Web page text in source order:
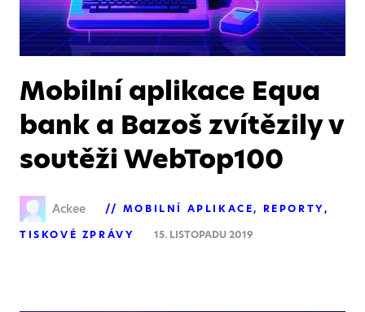
Mobilní aplikace Equa
bank a Bazoš zvítězily v
soutěži WebTop100
Ackee MOBILNÍ APLIKACE
REPORTY
TISKOVÉ ZPRÁVY
15. LISTOPADU 2019